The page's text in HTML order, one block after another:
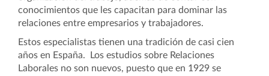
conocimientos que les capacitan para dominar las
relaciones entre empresarios y trabajadores.
Estos especialistas tienen una tradición de casi cien
años en España. Los estudios sobre Relaciones
Laborales no son nuevos, puesto que en 1929 se